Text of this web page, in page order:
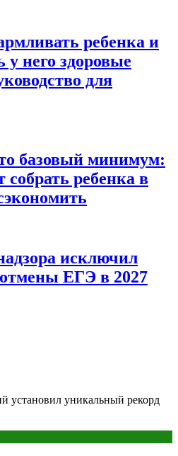
ребенка и
у него здоровые
для
базовый минимум:
собрать ребенка в
исключил
ЕГЭ в 2027
установил уникальный рекорд